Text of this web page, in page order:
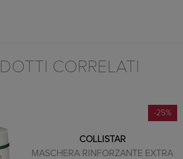
CORRELATI
-25%
COLLISTAR
MASCHERA RINFORZANTE EXTRA